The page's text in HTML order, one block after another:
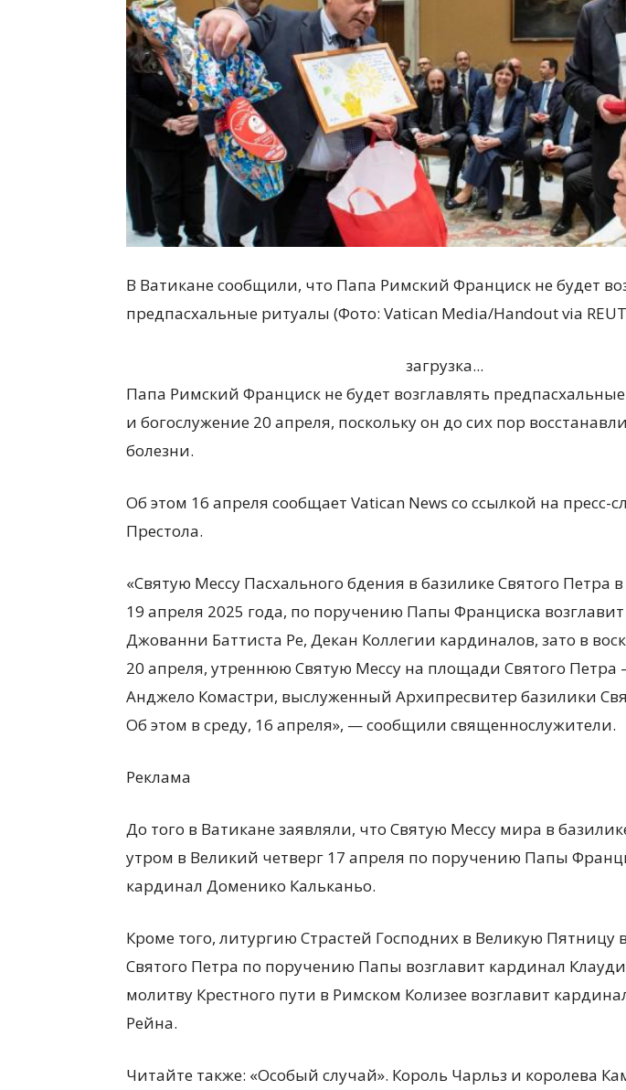
В Ватикане сообщили, что Папа Римский Франциск не будет
предпасхальные ритуалы (Фото: Vatican Media/­Handout via
загрузка...
Папа Римский Франциск не будет возглавлять
и богослужение 20 апреля, поскольку он до сих пор
болезни.
Об этом 16 апреля сообщает Vatican News со ссылкой на пресс-
Престола.
«Святую Мессу Пасхального бдения в базилике Святого Петра
19 апреля 2025 года, по поручению Папы Франциска
Джованни Баттиста Ре, Декан Коллегии кардиналов, зато в
20 апреля, утреннюю Святую Мессу на площади Святого
Анджело Комастри, выслуженный Архипресвитер базилики
Об этом в среду, 16 апреля», —сообщили священнослужители.
Реклама
До того в Ватикане заявляли, что Святую Мессу мира в
утром в Великий четверг 17 апреля по поручению Папы
кардинал Доменико Кальканьо.
Кроме того, литургию Страстей Господних в Великую Пятницу
Святого Петра по поручению Папы возглавит кардинал
молитву Крестного пути в Римском Колизее возглавит
Рейна.
Читайте также: «Особый случай». Король Чарльз и королева